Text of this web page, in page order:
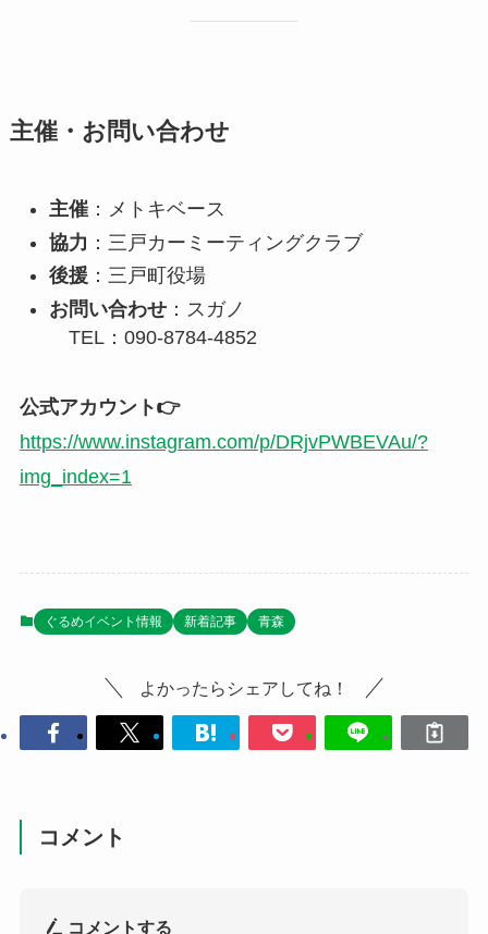
主催・お問い合わせ
主催：メトキベース
協力 ：三戸カーミーティングクラブ
後援 ：三戸町役場
お問い合わせ：スガノ
TEL：090-8784-4852
公式アカウント👉
https://www.instagram.com/p/DRjvPWBEVAu/?
img_index=1
ぐるめイベント情報 新着記事 青森
よかったらシェアしてね！
コメント
コメントする